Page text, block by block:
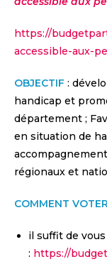
https://
accessible-aux-
OBJECTIF :
handicap et
département ;
en situation de
régionaux et
COMMENT VOTER
il suffit de
: https://